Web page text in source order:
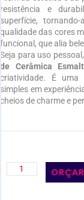
resistência e
superfície,
qualidade das cores
funcional, que alia
Seja para uso
de Cerâmica
criatividade. É uma
simples em
cheios de charme e